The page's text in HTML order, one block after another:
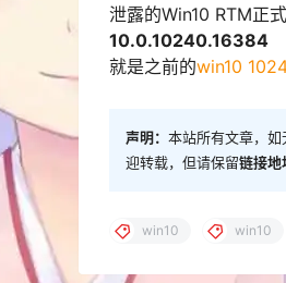
泄露的Win10 RTM正
10.0.10240.16384
就是之前的win10
声明： 本站所有文章，
迎转载，但请保留链接地
win10 win10